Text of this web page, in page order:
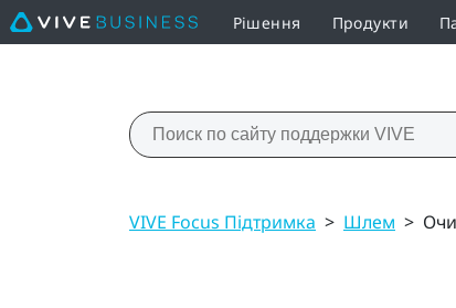
Рішення Продукти
VIVE Focus Підтримка > Шлем >